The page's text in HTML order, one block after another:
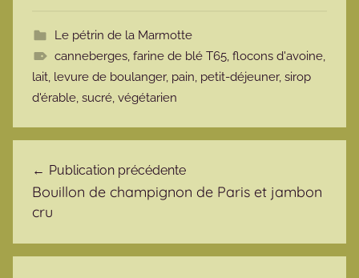
Le pétrin de la Marmotte
canneberges, farine de blé T65, flocons d'avoine,
lait, levure de boulanger, pain, petit-déjeuner, sirop
d'érable, sucré, végétarien
Publication précédente
Bouillon de champignon de Paris et jambon
cru